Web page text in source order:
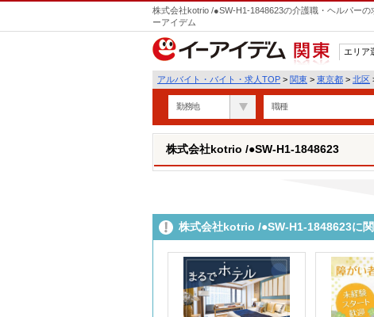
株式会社kotrio /●SW-H1-1848623の介護職・ヘルパー
ーアイデム
関東
エリア
アルバイト・バイト・求人TOP > 関東 > 東京都 > 北区
勤務地 職種
株式会社kotrio /●SW-H1-1848623
株式会社kotrio /●SW-H1-1848623に